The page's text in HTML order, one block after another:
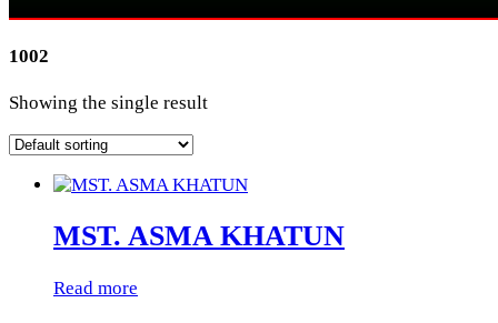
1002
Showing the single result
MST. ASMA KHATUN
Read more